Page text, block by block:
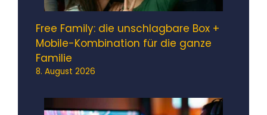
Free Family: die unschlagbare Box +
Mobile-Kombination für die ganze
Familie
8. August 2026